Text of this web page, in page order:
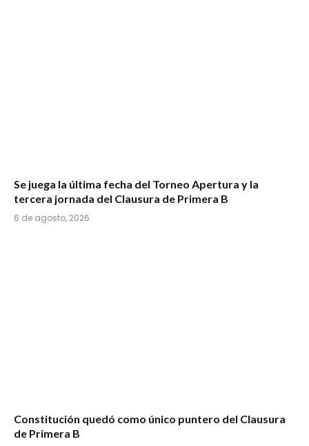
Se juega la última fecha del Torneo Apertura y la
tercera jornada del Clausura de Primera B
6 de agosto, 2026
Constitución quedó como único puntero del Clausura
de Primera B